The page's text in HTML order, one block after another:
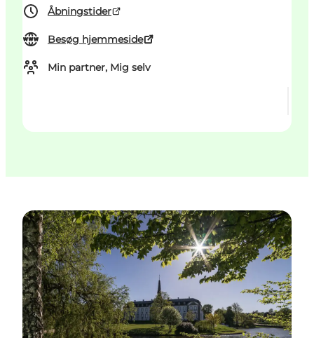
Åbningstider
Besøg hjemmeside
Min partner, Mig selv